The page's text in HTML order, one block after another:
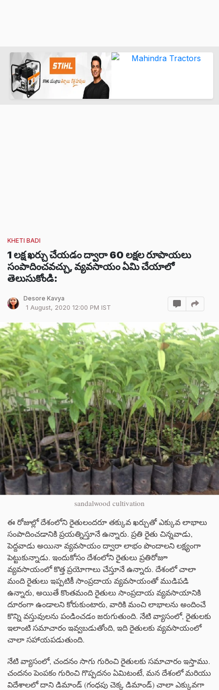
KHETI BADI
1 లక్ష ఖర్చు చేయడం ద్వారా 60 లక్షల రూపాయలు
సంపాదించవచ్చు, వ్యవసాయం ఏమి చేయాలో
తెలుసుకోండి:
Desore Kavya
1 August, 2020 12:00 PM IST
sandalwood cultivation
ఈ రోజుల్లో దేశంలోని రైతులందరూ తక్కువ ఖర్చుతో ఎక్కువ లాభాలు
సంపాదించడానికి ప్రయత్నిస్తూనే ఉన్నారు. ప్రతి రైతు చిన్నవాడు,
పెద్దవాడు అయినా వ్యవసాయం ద్వారా లాభం పొందాలని లక్ష్యంగా
పెట్టుకున్నాడు. ఇందుకోసం దేశంలోని రైతులు ప్రతిరోజూ
వ్యవసాయంలో కొత్త ప్రయోగాలు చేస్తూనే ఉన్నారు. దేశంలో చాలా
మంది రైతులు ఇప్పటికీ సాంప్రదాయ వ్యవసాయంతో ముడిపడి
ఉన్నారు, అయితే కొంతమంది రైతులు సాంప్రదాయ వ్యవసాయానికి
దూరంగా ఉండాలని కోరుకుంటారు, వారికి మంచి లాభాలను అందించే
కొన్ని వస్తువులను పండించడం జరుగుతుంది. నేటి వ్యాసంలో, రైతులకు
ఇలాంటి సమాచారం ఇవ్వబడుతోంది, ఇది రైతులకు వ్యవసాయంలో
చాలా సహాయపడుతుంది.
నేటి వ్యాసంలో, చందనం సాగు గురించి రైతులకు సమాచారం ఇస్తాము.
చందనం పెంపకం గురించి గొప్పదనం ఏమిటంటే, మన దేశంలో మరియు
విదేశాలలో దాని డిమాండ్ (గంధపు చెక్క డిమాండ్) చాలా ఎక్కువగా